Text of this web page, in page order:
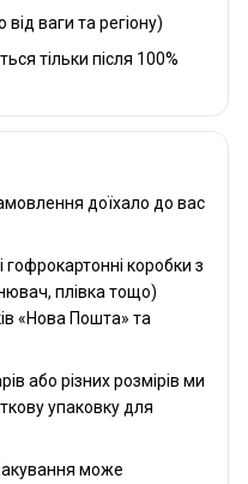
від ваги та регіону)
тільки після 100%
доїхало до вас
гофрокартонні коробки з
плівка тощо)
«Нова Пошта» та
або різних розмірів ми
упаковку для
може